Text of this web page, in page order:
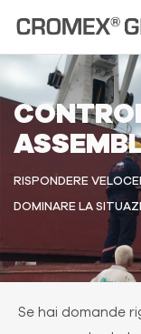
RISPONDERE
DOMINARE LA
Se hai domande